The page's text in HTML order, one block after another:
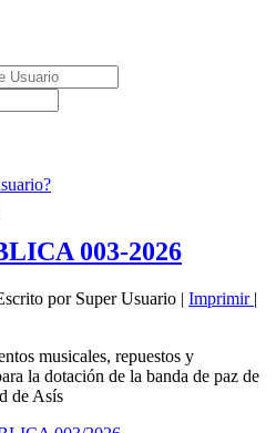
003-2026
por Super Usuario | Imprimir |
musicales, repuestos y
la dotación de la banda de paz de
de Asís